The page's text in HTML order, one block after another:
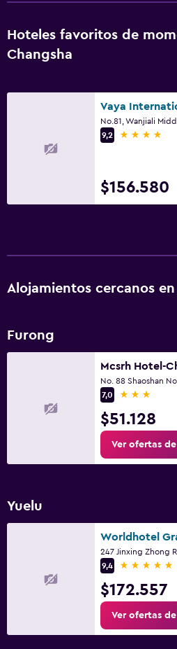
Hoteles favoritos de
Changsha
9,2
4 estrellas
$156.580
Alojamientos cercanos
Furong
7,0
3 estrellas
$51.128
Ver ofertas
Yuelu
9,4
5 estrellas
$172.557
Ver ofertas